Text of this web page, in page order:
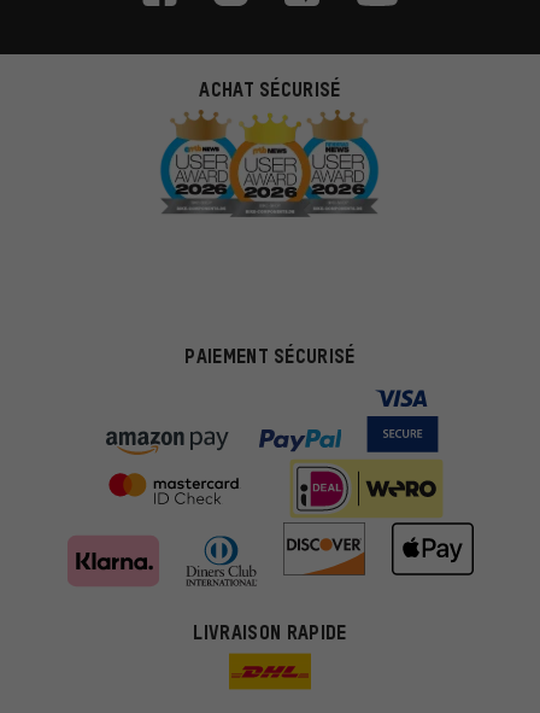
ACHAT SÉCURISÉ
PAIEMENT SÉCURISÉ
LIVRAISON RAPIDE